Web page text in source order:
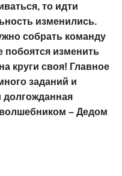
то идти
изменились.
собрать команду
побоятся изменить
круги своя! Главное
заданий и
долгожданная
– Дедом